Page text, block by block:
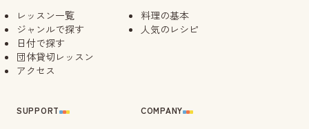
レッスン一覧
ジャンルで探す
日付で探す
団体貸切レッスン
アクセス
SUPPORT
料理の基本
人気のレシピ
COMPANY